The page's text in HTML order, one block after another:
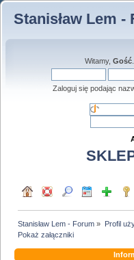
Stanisław Lem -
Witamy, Gość.
Zaloguj się podając
Stanisław Lem - Forum » Profil
Pokaż załączniki